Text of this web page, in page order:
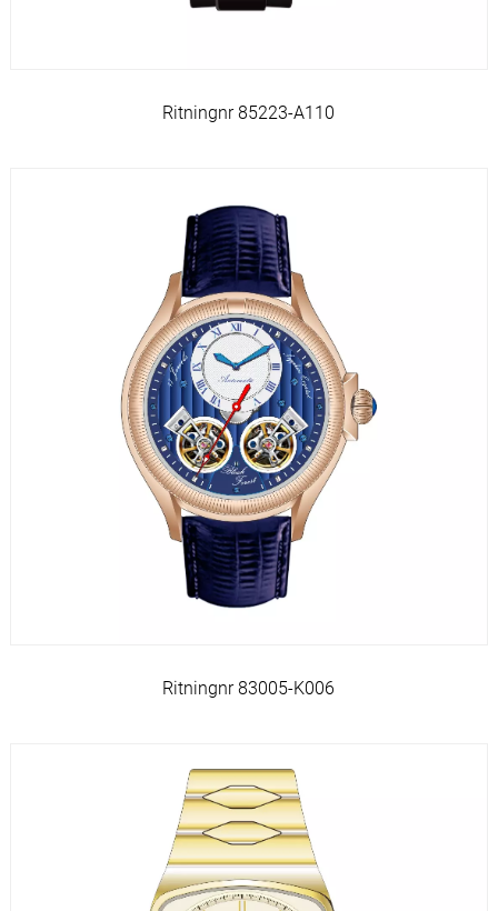
Ritningnr 85223-A110
Ritningnr 83005-K006